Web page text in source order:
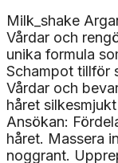
Milk_shake
Vårdar och
unika formula
Schampot tillför
Vårdar och
håret
Ansökan:
håret. Massera
noggrant.